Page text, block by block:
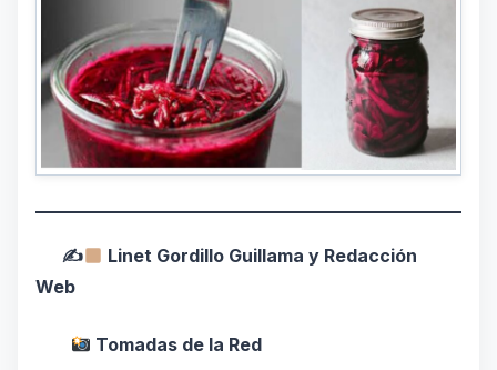
✍
️ Linet Gordillo Guillama y Redacción
Web
Tomadas de la Red